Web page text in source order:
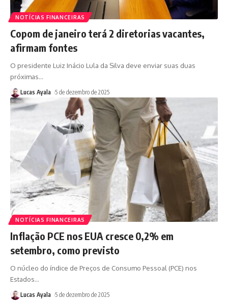
NOTÍCIAS FINANCEIRAS
Copom de janeiro terá 2 diretorias vacantes,
afirmam fontes
O presidente Luiz Inácio Lula da Silva deve enviar suas duas
próximas…
Lucas Ayala 5 de dezembro de 2025
NOTÍCIAS FINANCEIRAS
Inflação PCE nos EUA cresce 0,2% em
setembro, como previsto
O núcleo do índice de Preços de Consumo Pessoal (PCE) nos
Estados…
Lucas Ayala 5 de dezembro de 2025